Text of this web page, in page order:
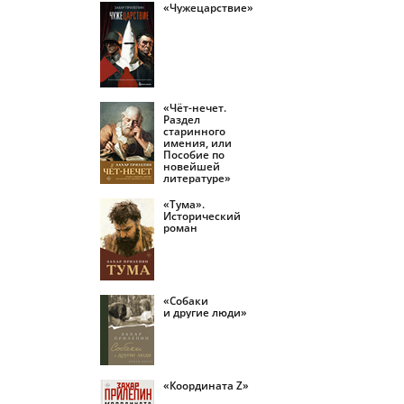
«Чужецарствие»
«Чёт-нечет.
Раздел
старинного
имения, или
Пособие по
новейшей
литературе»
«Тума».
Исторический
роман
«Собаки
и другие люди»
«Координата Z»